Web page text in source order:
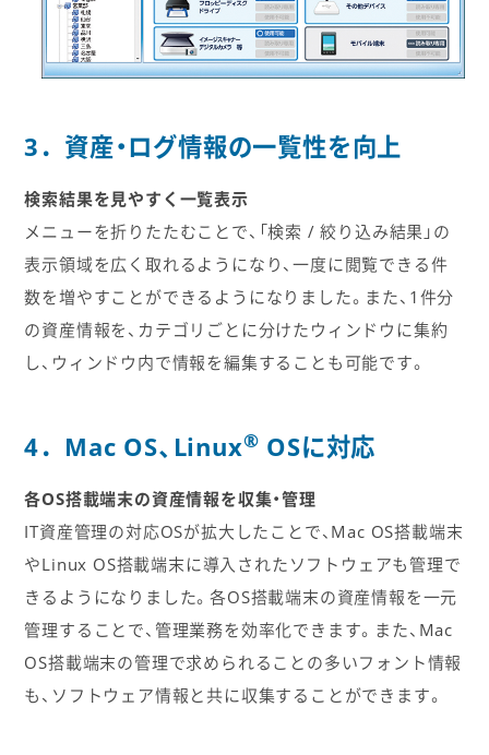
3．資産・ログ情報の一覧性を向上
検索結果を見やすく一覧表示
メニューを折りたたむことで、「検索 / 絞り込み結果」の
表示領域を広く取れるようになり、一度に閲覧できる件
数を増やすことができるようになりました。また、1件分
の資産情報を、カテゴリごとに分けたウィンドウに集約
し、ウィンドウ内で情報を編集することも可能です。
4．Mac OS、Linux® OSに対応
各OS搭載端末の資産情報を収集・管理
IT資産管理の対応OSが拡大したことで、Mac OS搭載端末
やLinux OS搭載端末に導入されたソフトウェアも管理で
きるようになりました。各OS搭載端末の資産情報を一元
管理することで、管理業務を効率化できます。また、Mac
OS搭載端末の管理で求められることの多いフォント情報
も、ソフトウェア情報と共に収集することができます。